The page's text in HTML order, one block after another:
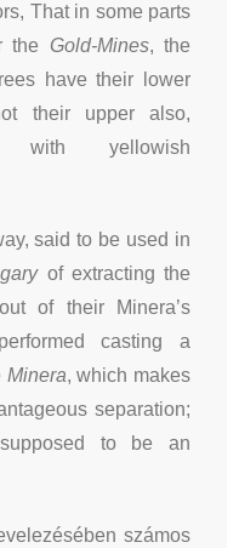
That in some parts
the Gold-Mines, the
have their lower
their upper also,
with yellowish
said to be used in
of extracting the
of their Minera’s
casting a
Minera, which makes
separation;
to be an
számos